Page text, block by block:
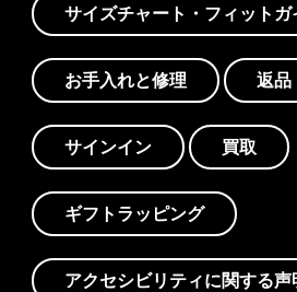
サイズチャート・フィットガ
お手入れと修理 返品
サインイン 買取
ギフトラッピング
アクセシビリティに関する声